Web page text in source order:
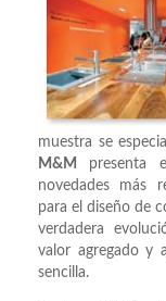
muestra se
M&M presenta
novedades más
para el diseño de
verdadera
valor agregado y
sencilla.